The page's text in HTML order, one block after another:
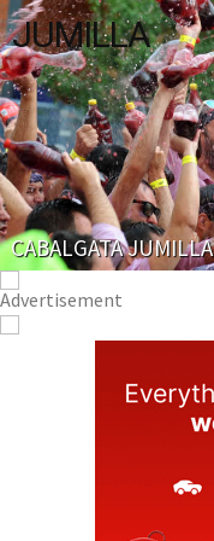
JUMILLA
CABALGATA JUMILLA